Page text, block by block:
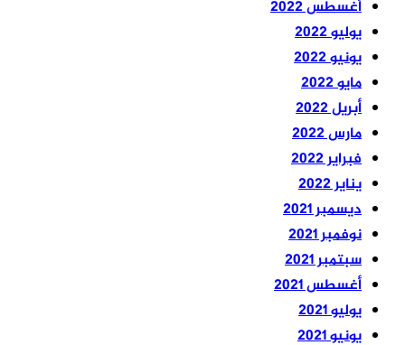
أغسطس 2022
يوليو 2022
يونيو 2022
مايو 2022
أبريل 2022
مارس 2022
فبراير 2022
يناير 2022
ديسمبر 2021
نوفمبر 2021
سبتمبر 2021
أغسطس 2021
يوليو 2021
يونيو 2021